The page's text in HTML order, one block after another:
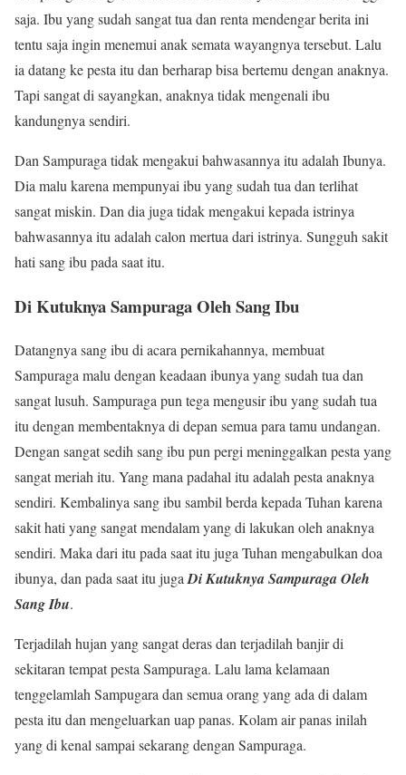
saja. Ibu yang sudah sangat tua dan renta mendengar berita ini
tentu saja ingin menemui anak semata wayangnya tersebut. Lalu
ia datang ke pesta itu dan berharap bisa bertemu dengan anaknya.
Tapi sangat di sayangkan, anaknya tidak mengenali ibu
kandungnya sendiri.
Dan Sampuraga tidak mengakui bahwasannya itu adalah Ibunya.
Dia malu karena mempunyai ibu yang sudah tua dan terlihat
sangat miskin. Dan dia juga tidak mengakui kepada istrinya
bahwasannya itu adalah calon mertua dari istrinya. Sungguh sakit
hati sang ibu pada saat itu.
Di Kutuknya Sampuraga Oleh Sang Ibu
Datangnya sang ibu di acara pernikahannya, membuat
Sampuraga malu dengan keadaan ibunya yang sudah tua dan
sangat lusuh. Sampuraga pun tega mengusir ibu yang sudah tua
itu dengan membentaknya di depan semua para tamu undangan.
Dengan sangat sedih sang ibu pun pergi meninggalkan pesta yang
sangat meriah itu. Yang mana padahal itu adalah pesta anaknya
sendiri. Kembalinya sang ibu sambil berda kepada Tuhan karena
sakit hati yang sangat mendalam yang di lakukan oleh anaknya
sendiri. Maka dari itu pada saat itu juga Tuhan mengabulkan doa
ibunya, dan pada saat itu jugaDi Kutuknya Sampuraga Oleh
Sang Ibu.
Terjadilah hujan yang sangat deras dan terjadilah banjir di
sekitaran tempat pesta Sampuraga. Lalu lama kelamaan
tenggelamlah Sampugara dan semua orang yang ada di dalam
pesta itu dan mengeluarkan uap panas. Kolam air panas inilah
yang di kenal sampai sekarang dengan Sampuraga.